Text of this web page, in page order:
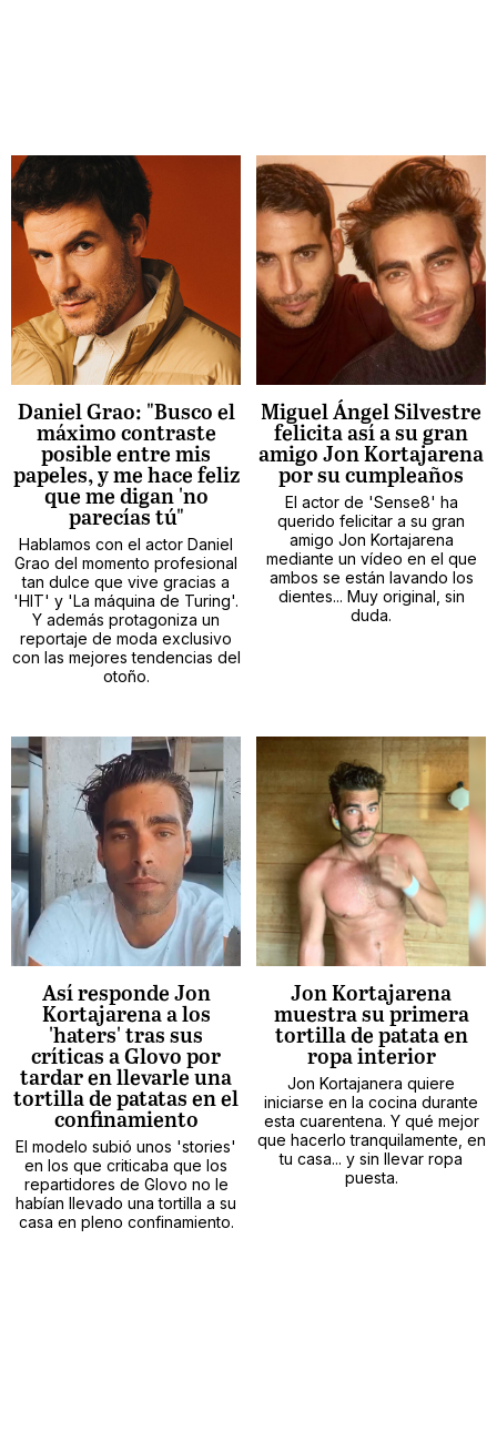
Daniel Grao: "Busco el
máximo contraste
posible entre mis
papeles, y me hace feliz
que me digan 'no
parecías tú"
Hablamos con el actor Daniel
Grao del momento profesional
tan dulce que vive gracias a
'HIT' y 'La máquina de Turing'.
Y además protagoniza un
reportaje de moda exclusivo
con las mejores tendencias del
otoño.
Miguel Ángel Silvestre
felicita así a su gran
amigo Jon Kortajarena
por su cumpleaños
El actor de 'Sense8' ha
querido felicitar a su gran
amigo Jon Kortajarena
mediante un vídeo en el que
ambos se están lavando los
dientes... Muy original, sin
duda.
Así responde Jon
Kortajarena a los
'haters' tras sus
críticas a Glovo por
tardar en llevarle una
tortilla de patatas en el
confinamiento
El modelo subió unos 'stories'
en los que criticaba que los
repartidores de Glovo no le
habían llevado una tortilla a su
casa en pleno confinamiento.
Jon Kortajarena
muestra su primera
tortilla de patata en
ropa interior
Jon Kortajanera quiere
iniciarse en la cocina durante
esta cuarentena. Y qué mejor
que hacerlo tranquilamente, en
tu casa... y sin llevar ropa
puesta.